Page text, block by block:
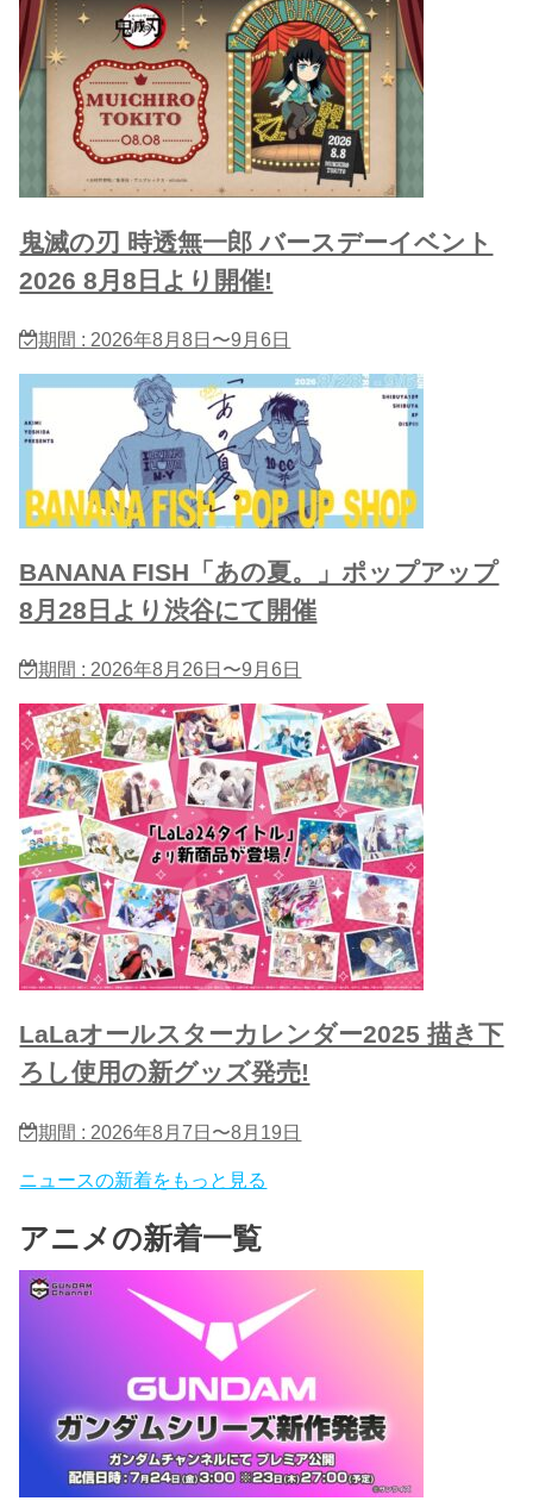
鬼滅の刃 時透無一郎 バースデーイベント
2026 8月8日より開催!
期間 : 2026年8月8日〜9月6日
BANANA FISH「あの夏。」ポップアップ
8月28日より渋谷にて開催
期間 : 2026年8月26日〜9月6日
LaLaオールスターカレンダー2025 描き下
ろし使用の新グッズ発売!
期間 : 2026年8月7日〜8月19日
ニュースの新着をもっと見る
アニメの新着一覧